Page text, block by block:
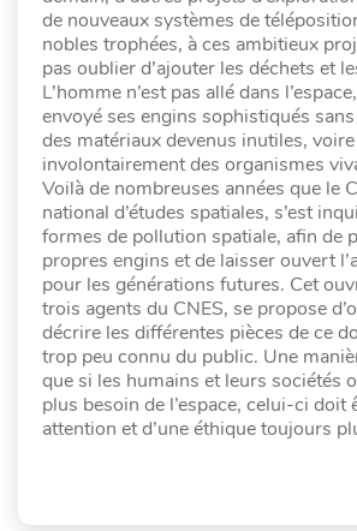
de nouveaux systèmes de
nobles trophées, à ces ambitieux
pas oublier d’ajouter les déchets et
L’homme n’est pas allé dans
envoyé ses engins sophistiqués
des matériaux devenus inutiles,
involontairement des organismes
Voilà de nombreuses années que le
national d’études spatiales, s’est
formes de pollution spatiale, afin de
propres engins et de laisser ouvert
pour les générations futures. Cet
trois agents du CNES, se propose
décrire les différentes pièces de ce
trop peu connu du public. Une
que si les humains et leurs sociétés
plus besoin de l’espace, celui-ci doit
attention et d’une éthique toujours